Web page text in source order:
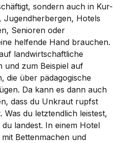
sondern auch in Kur-
Jugendherbergen, Hotels
Senioren oder
helfende Hand brauchen.
landwirtschaftliche
und zum Beispiel auf
die über pädagogische
Da kann es dann auch
dass du Unkraut rupfst
Was du letztendlich leistest,
landest. In einem Hotel
Bettenmachen und